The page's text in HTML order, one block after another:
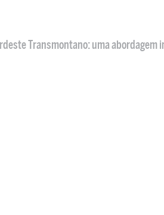
Transmontano: uma abordagem